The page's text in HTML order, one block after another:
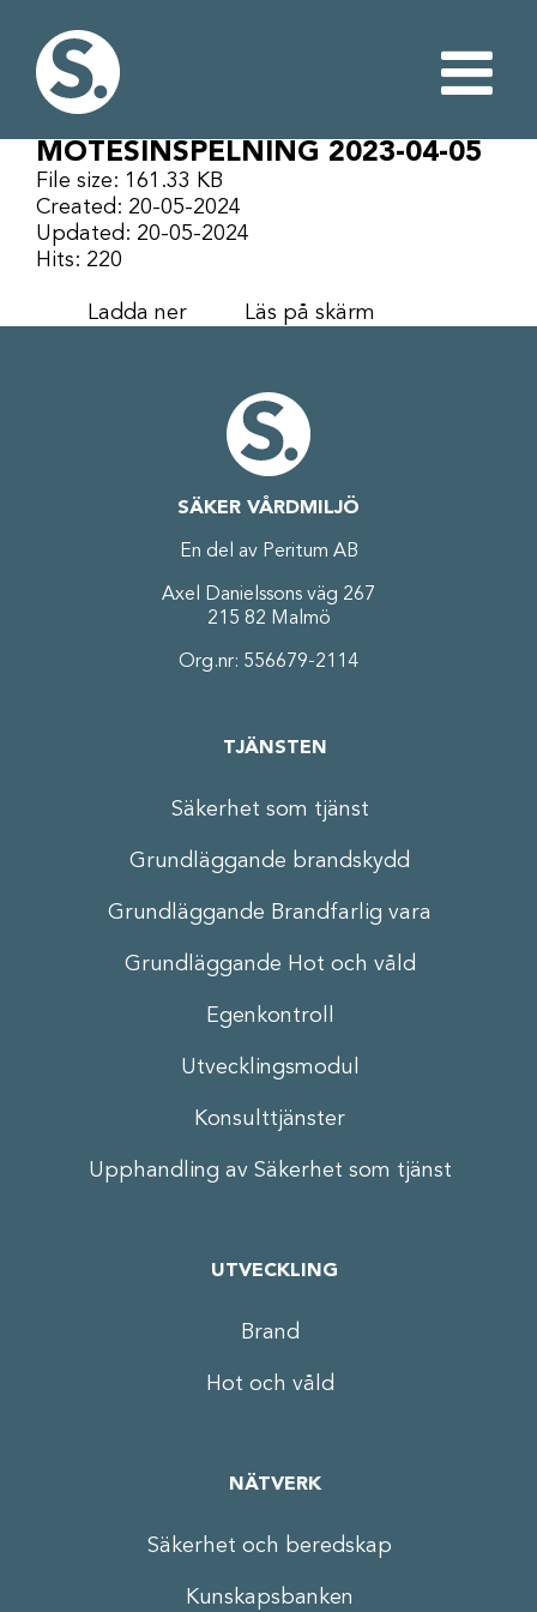
innehållet
MÖTESINSPELNING 2023-04-05
File size: 161.33 KB
Created: 20-05-2024
Updated: 20-05-2024
Hits: 220
Ladda ner Läs på skärm
SÄKER VÅRDMILJÖ
En del av Peritum AB
Axel Danielssons väg 267
215 82 Malmö
Org.nr: 556679-2114
TJÄNSTEN
Säkerhet som tjänst
Grundläggande brandskydd
Grundläggande Brandfarlig vara
Grundläggande Hot och våld
Egenkontroll
Utvecklingsmodul
Konsulttjänster
Upphandling av Säkerhet som tjänst
UTVECKLING
Brand
Hot och våld
NÄTVERK
Säkerhet och beredskap
Kunskapsbanken